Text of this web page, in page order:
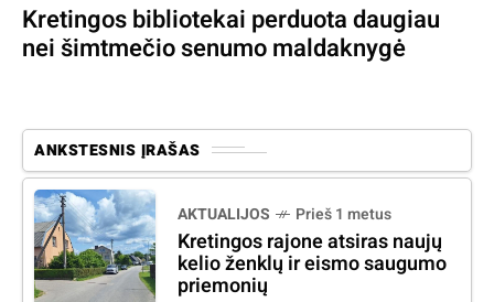
Kretingos bibliotekai perduota daugiau
nei šimtmečio senumo maldaknygė
ANKSTESNIS ĮRAŠAS
AKTUALIJOS Prieš 1 metus
Kretingos rajone atsiras naujų
kelio ženklų ir eismo saugumo
priemonių